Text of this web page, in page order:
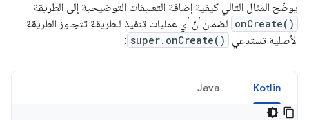
يوضّح المثال التالي كيفية إضافة التعليقات التوضيحية إلى الطريقة
onCreate() لضمان أنّ أي عمليات تنفيذ للطريقة تتجاوز الطريقة
الأصلية تستدعي
super.onCreate()
:
Kotlin
Java